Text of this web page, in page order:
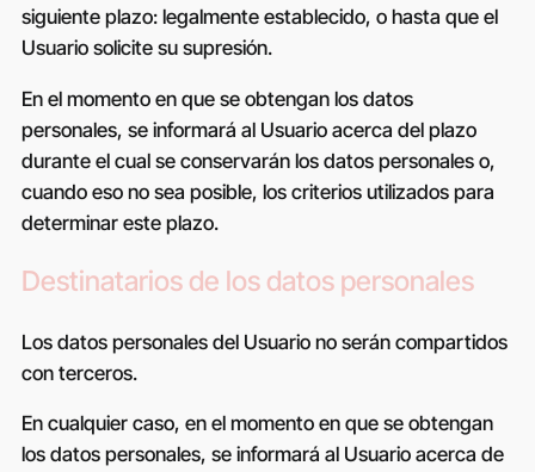
siguiente plazo: legalmente establecido, o hasta que el
Usuario solicite su supresión.
En el momento en que se obtengan los datos
personales, se informará al Usuario acerca del plazo
durante el cual se conservarán los datos personales o,
cuando eso no sea posible, los criterios utilizados para
determinar este plazo.
Destinatarios de los datos personales
Los datos personales del Usuario no serán compartidos
con terceros.
En cualquier caso, en el momento en que se obtengan
los datos personales, se informará al Usuario acerca de